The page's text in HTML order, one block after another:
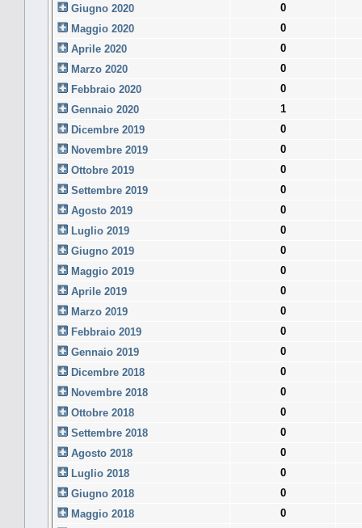
Giugno 2020
0
Maggio 2020
0
Aprile 2020
0
Marzo 2020
0
Febbraio 2020
0
Gennaio 2020
1
Dicembre 2019
0
Novembre 2019
0
Ottobre 2019
0
Settembre 2019
0
Agosto 2019
0
Luglio 2019
0
Giugno 2019
0
Maggio 2019
0
Aprile 2019
0
Marzo 2019
0
Febbraio 2019
0
Gennaio 2019
0
Dicembre 2018
0
Novembre 2018
0
Ottobre 2018
0
Settembre 2018
0
Agosto 2018
0
Luglio 2018
0
Giugno 2018
0
Maggio 2018
0